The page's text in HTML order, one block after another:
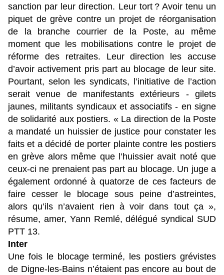
sanction par leur direction. Leur tort ? Avoir tenu un
piquet de grève contre un projet de réorganisation
de la branche courrier de la Poste, au même
moment que les mobilisations contre le projet de
réforme des retraites. Leur direction les accuse
d’avoir activement pris part au blocage de leur site.
Pourtant, selon les syndicats, l’initiative de l’action
serait venue de manifestants extérieurs - gilets
jaunes, militants syndicaux et associatifs - en signe
de solidarité aux postiers. « La direction de la Poste
a mandaté un huissier de justice pour constater les
faits et a décidé de porter plainte contre les postiers
en grève alors même que l’huissier avait noté que
ceux-ci ne prenaient pas part au blocage. Un juge a
également ordonné à quatorze de ces facteurs de
faire cesser le blocage sous peine d’astreintes,
alors qu’ils n’avaient rien à voir dans tout ça »,
résume, amer, Yann Remlé, délégué syndical SUD
PTT 13.
Inter
Une fois le blocage terminé, les postiers grévistes
de Digne-les-Bains n’étaient pas encore au bout de